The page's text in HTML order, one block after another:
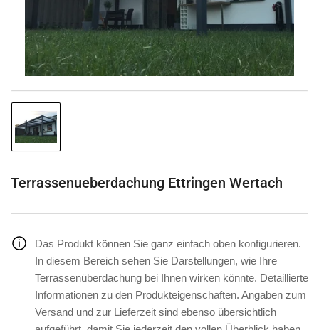
Modal
öffnen
Bild
in
Galerieansicht
Terrassenueberdachung Ettringen Wertach
Das Produkt können Sie ganz einfach oben konfigurieren.
In diesem Bereich sehen Sie Darstellungen, wie Ihre
Terrassenüberdachung bei Ihnen wirken könnte. Detaillierte
Informationen zu den Produkteigenschaften. Angaben zum
Versand und zur Lieferzeit sind ebenso übersichtlich